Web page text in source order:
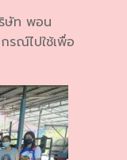
ษัท พอน
รณ์ไปใช้เพื่อ